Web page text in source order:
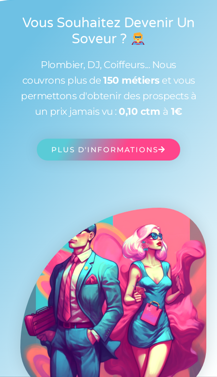
Vous Souhaitez Devenir Un
Soveur ?
Plombier, DJ, Coiffeurs... Nous
couvrons plus de 150 métiers et vous
permettons d'obtenir des prospects à
un prix jamais vu : 0,10 ctm à 1€
PLUS D'INFORMATIONS